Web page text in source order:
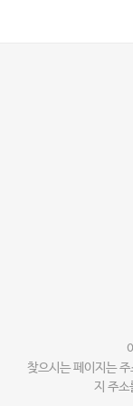
찾으시는 페이지는
지 주소